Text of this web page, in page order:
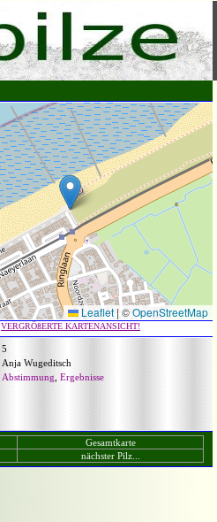
Leaflet | ©OpenStreetMap
VERGRÖßERTE KARTENANSICHT!
5
Anja Wugeditsch
Abstimmung Ergebnisse
Gesamtkarte
nächster Pilz...